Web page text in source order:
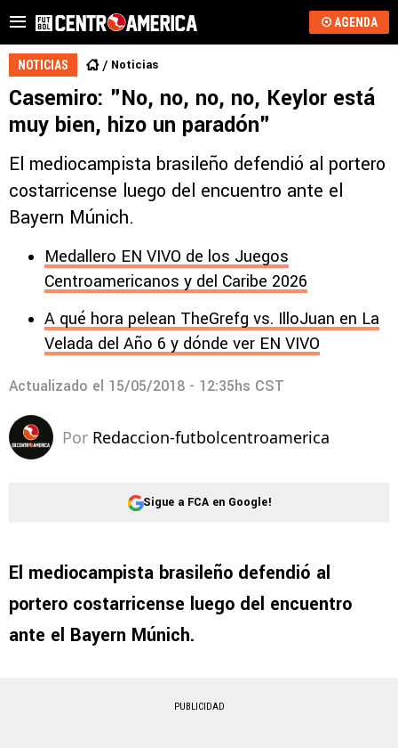
AGENDA
NOTICIAS Noticias
Casemiro: "No, no, no, no, Keylor está
muy bien, hizo un paradón"
El mediocampista brasileño defendió al portero
costarricense luego del encuentro ante el
Bayern Múnich.
Medallero EN VIVO de los Juegos
Centroamericanos y del Caribe 2026
A qué hora pelean TheGrefg vs. IlloJuan en La
Velada del Año 6 y dónde ver EN VIVO
Actualizado el 15/05/2018 - 12:35hs CST
Por Redaccion-futbolcentroamerica
Sigue a FCA en Google!
El mediocampista brasileño defendió al
portero costarricense luego del encuentro
ante el Bayern Múnich.
PUBLICIDAD